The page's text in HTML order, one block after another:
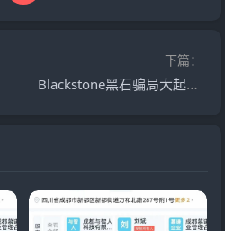
下篇：
Blackstone黑石骗局大起底：震哥带你识破分红盘套路